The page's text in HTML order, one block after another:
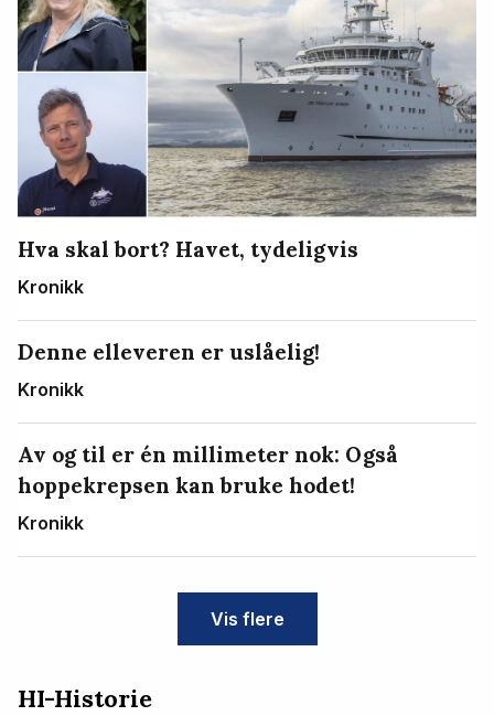
Hva skal bort? Havet, tydeligvis
Kronikk
Denne elleveren er uslåelig!
Kronikk
Av og til er én millimeter nok: Også
hoppekrepsen kan bruke hodet!
Kronikk
Vis flere
HI-Historie